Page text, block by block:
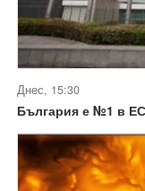
Днес, 15:30
България е №1 в